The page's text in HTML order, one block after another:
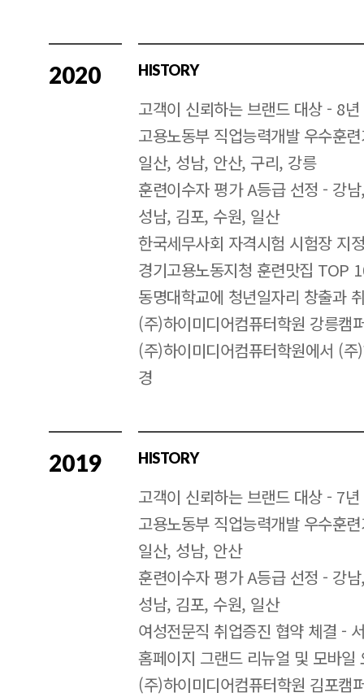
2020 HISTORY
고객이 신뢰하는 브랜드 대상 - 8
고용노동부 직업능력개발 우수훈
일산, 성남, 안산, 구리, 강릉
훈련이수자 평가 A등급 선정 - 강
성남, 김포, 수원, 일산
한국세무사회 자격시험 시험장 지
경기고용노동지청 훈련맛집 TOP
동명대학교에 청년일자리 창출과
(주)하이미디어컴퓨터학원 강릉캠
(주)하이미디어컴퓨터학원에서 (
경
2019 HISTORY
고객이 신뢰하는 브랜드 대상 - 7
고용노동부 직업능력개발 우수훈
일산, 성남, 안산
훈련이수자 평가 A등급 선정 - 강
성남, 김포, 수원, 일산
여성전문직 취업증진 협약 체결 -
홈페이지 그랜드 리뉴얼 및 모바일
(주)하이미디어컴퓨터학원 김포캠